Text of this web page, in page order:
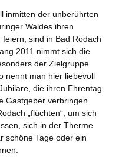
inmitten der unberührten
Waldes ihren
sind in Bad Rodach
2011 nimmt sich die
der Zielgruppe
nennt man hier liebevoll
die ihren Ehrentag
Gastgeber verbringen
„flüchten“, um sich
sich in der Therme
schöne Tage oder ein